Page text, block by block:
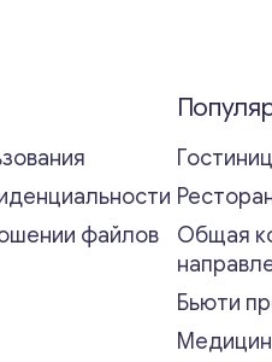
файлов
Общая
Бьюти